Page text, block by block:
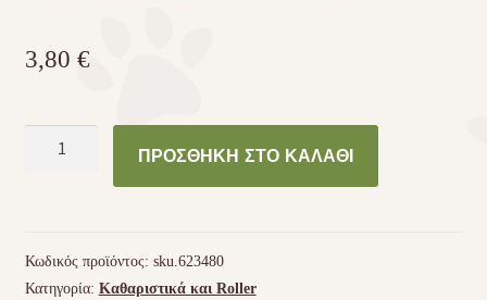
3,80 €
ΠΡΟΣΘΉΚΗ ΣΤΟ ΚΑΛΆΘΙ
Κωδικός προϊόντος: sku.623480
Κατηγορία: Καθαριστικά και Roller